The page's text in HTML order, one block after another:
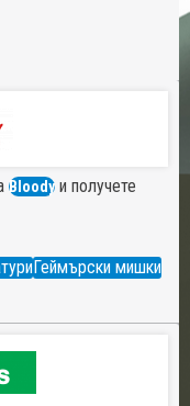
Bloody и получете
Геймърски мишки